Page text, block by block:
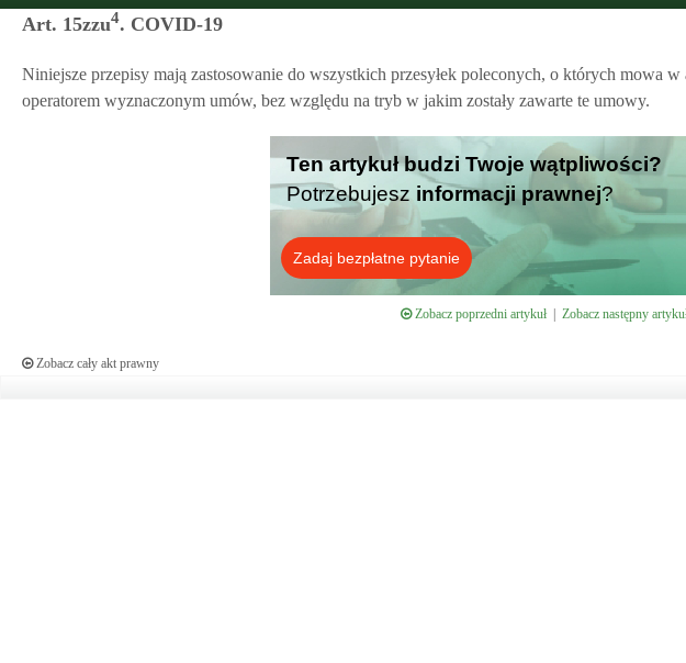
Art. 15zzu4. COVID-19
Niniejsze przepisy mają zastosowanie do wszystkich przesyłek poleconych, o których mowa w
operatorem wyznaczonym umów, bez względu na tryb w jakim zostały zawarte te umowy.
Ten artykuł budzi Twoje wątpliwości?
Potrzebujesz informacji prawnej?
Zadaj bezpłatne pytanie
Zobacz poprzedni artykuł| Zobacz następny
Zobacz cały akt prawny